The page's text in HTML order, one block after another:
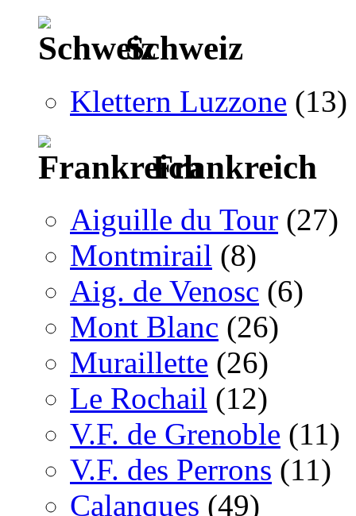
Schweiz
Klettern Luzzone (13)
Frankreich
Aiguille du Tour (27)
Montmirail (8)
Aig. de Venosc (6)
Mont Blanc (26)
Muraillette (26)
Le Rochail (12)
V.F. de Grenoble (11)
V.F. des Perrons (11)
Calanques (49)